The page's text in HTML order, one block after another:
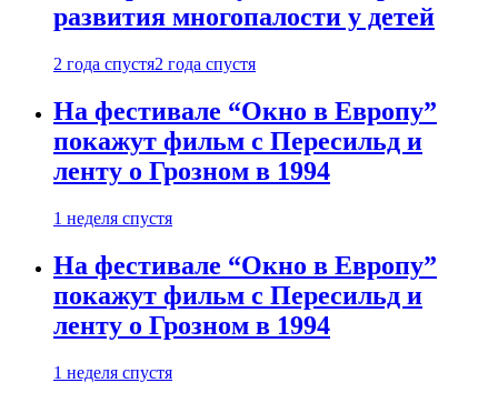
развития многопалости у детей
2 года спустя2 года спустя
На фестивале “Окно в Европу”
покажут фильм с Пересильд и
ленту о Грозном в 1994
1 неделя спустя
На фестивале “Окно в Европу”
покажут фильм с Пересильд и
ленту о Грозном в 1994
1 неделя спустя